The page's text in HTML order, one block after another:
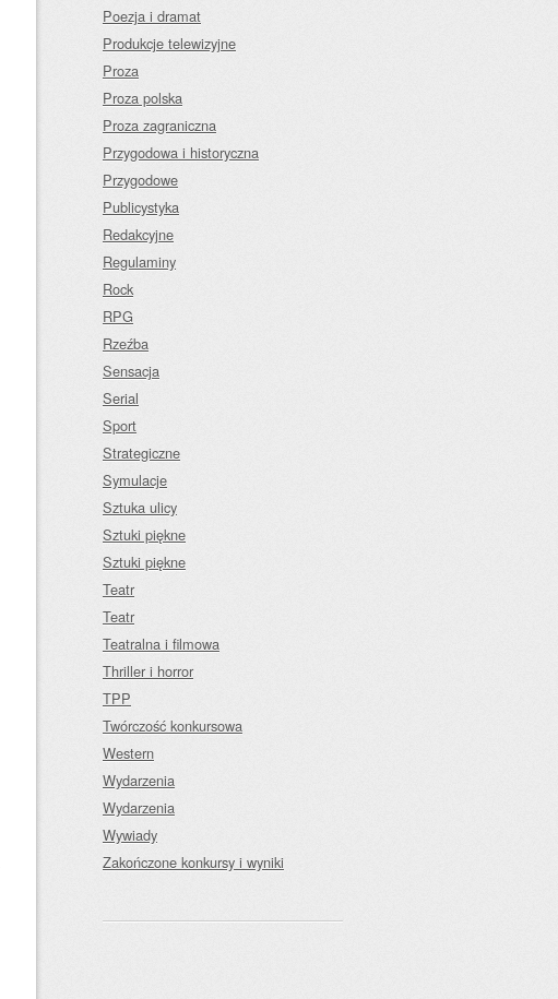
Poezja i dramat
Produkcje telewizyjne
Proza
Proza polska
Proza zagraniczna
Przygodowa i historyczna
Przygodowe
Publicystyka
Redakcyjne
Regulaminy
Rock
RPG
Rzeźba
Sensacja
Serial
Sport
Strategiczne
Symulacje
Sztuka ulicy
Sztuki piękne
Sztuki piękne
Teatr
Teatr
Teatralna i filmowa
Thriller i horror
TPP
Twórczość konkursowa
Western
Wydarzenia
Wydarzenia
Wywiady
Zakończone konkursy i wyniki